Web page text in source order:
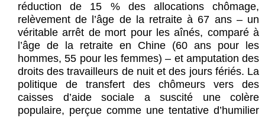
réduction de 15 % des allocations chômage,
relèvement de l’âge de la retraite à 67 ans – un
véritable arrêt de mort pour les aînés, comparé à
l’âge de la retraite en Chine (60 ans pour les
hommes, 55 pour les femmes) – et amputation des
droits des travailleurs de nuit et des jours fériés. La
politique de transfert des chômeurs vers des
caisses d’aide sociale a suscité une colère
populaire, perçue comme une tentative d’humilier